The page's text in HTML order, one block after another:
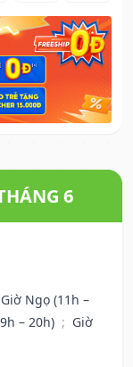
6
Giờ Ngọ (11h –
– 20h) ; Giờ